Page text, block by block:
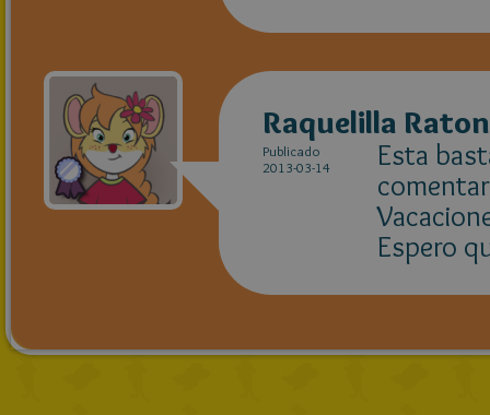
Raquelilla
Publicado
2013-03-14
Esta
Espero